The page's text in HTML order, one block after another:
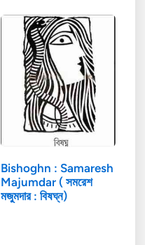
Bishoghn : Samaresh
Majumdar ( সমরেশ
মজুমদার : বিষঘ্ন)